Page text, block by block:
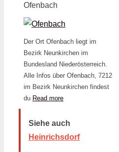
Ofenbach
Der Ort Ofenbach liegt im
Bezirk Neunkirchen im
Bundesland Niederösterreich.
Alle Infos über Ofenbach, 7212
im Bezirk Neunkirchen findest
du Read more
Siehe auch
Heinrichsdorf